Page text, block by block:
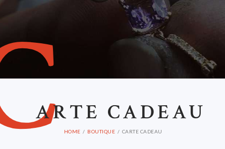
ARTE CADEAU
HOME BOUTIQUE CARTE CADEAU